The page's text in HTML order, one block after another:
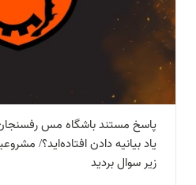
پاسخ مستند باشگاه مس رفسنجان
یاد بیانیه دادن افتاده‌اید؟/
زیر سوال بردید